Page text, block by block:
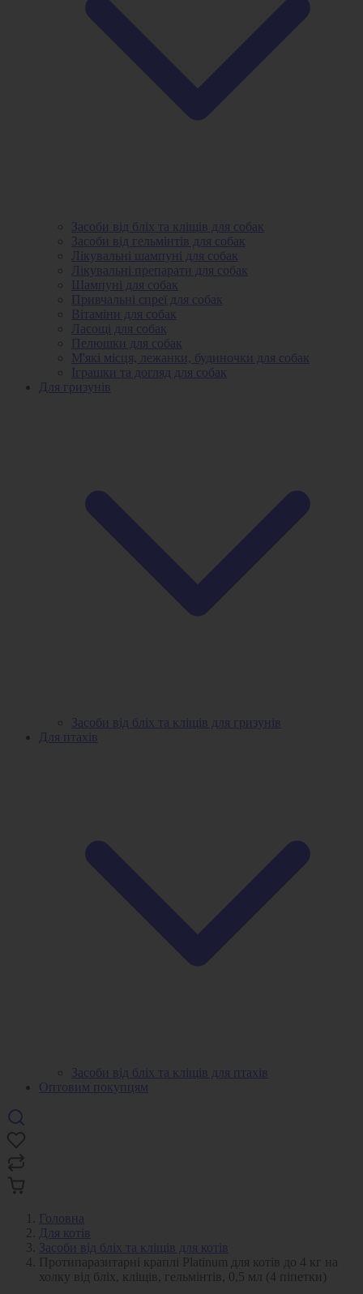
Засоби від бліх та кліщів для собак
Засоби від гельмінтів для собак
Лікувальні шампуні для собак
Лікувальні препарати для собак
Шампуні для собак
Привчальні спреї для собак
Вітаміни для собак
Ласощі для собак
Пелюшки для собак
М'які місця, лежанки, будиночки для собак
Іграшки та догляд для собак
Для гризунів
Засоби від бліх та кліщів для гризунів
Для птахів
Засоби від бліх та кліщів для птахів
Оптовим покупцям
Головна
Для котів
Засоби від бліх та кліщів для котів
Протипаразитарні краплі Platinum для котів до 4 кг на
холку від бліх, кліщів, гельмінтів, 0,5 мл (4 піпетки)